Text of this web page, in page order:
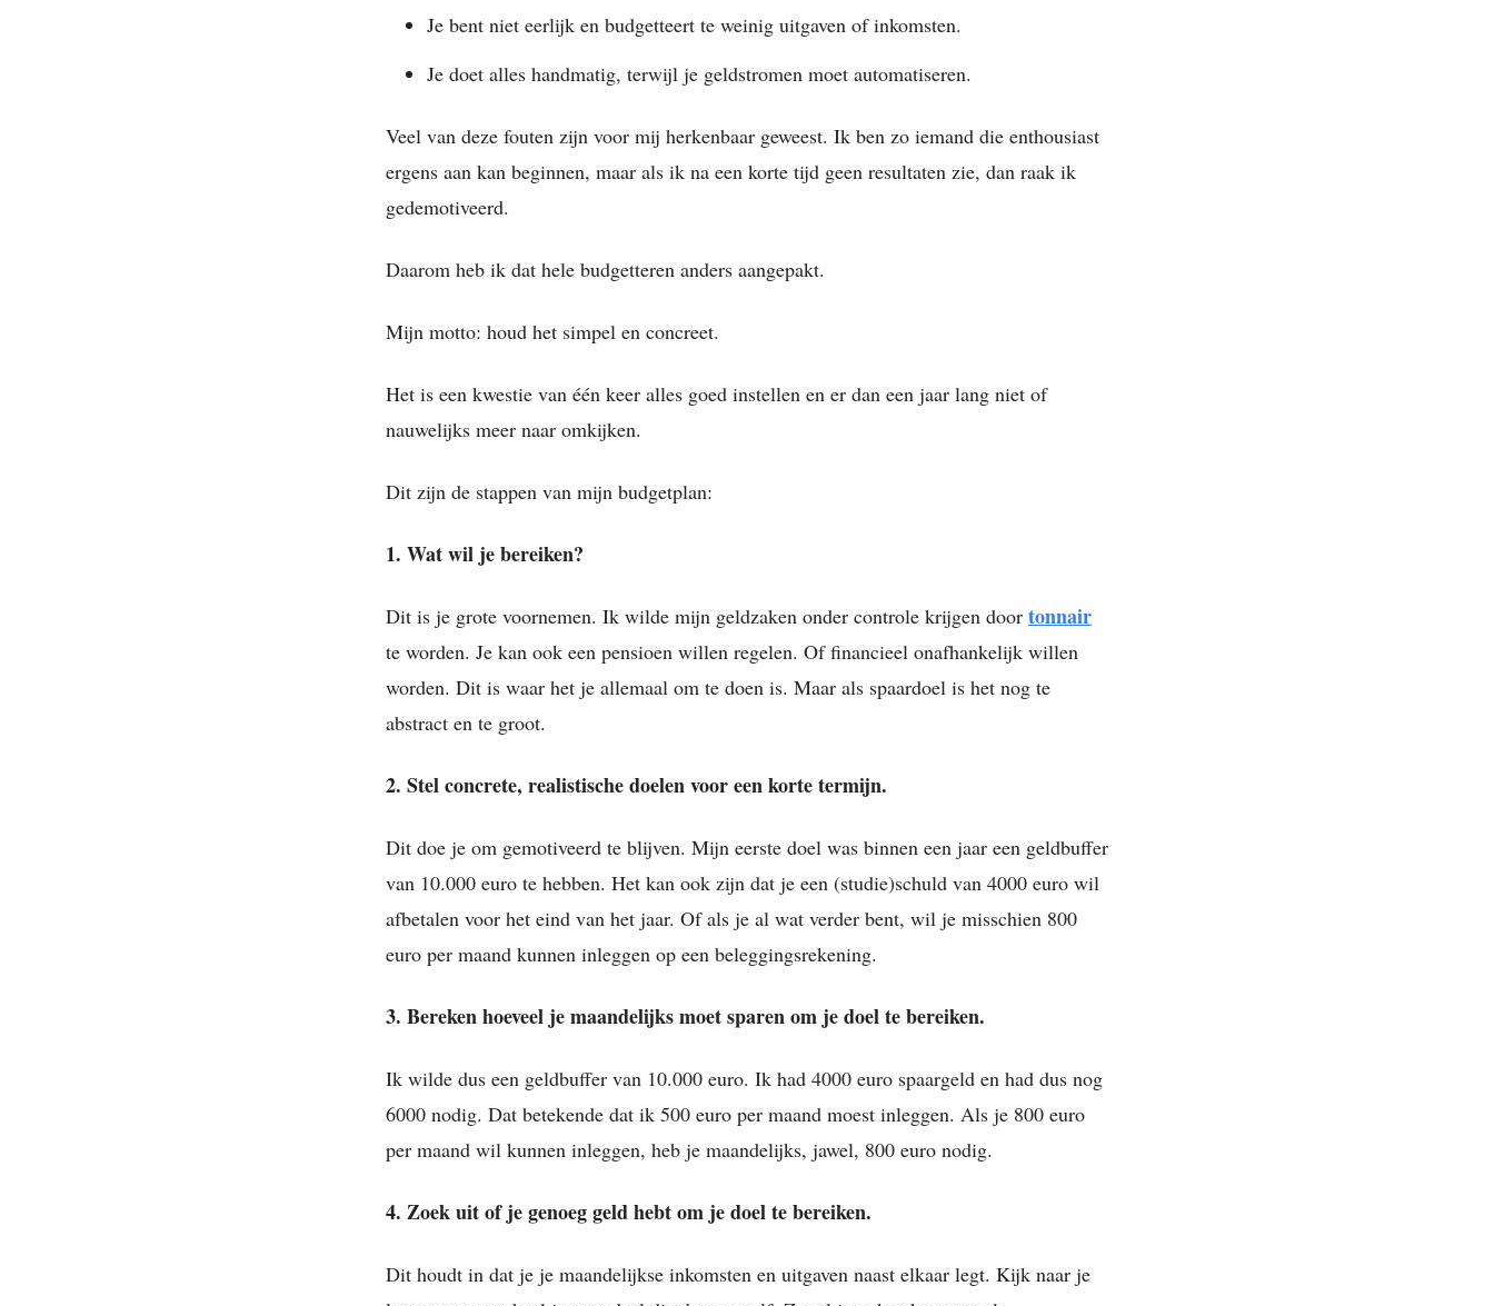
Je bent niet eerlijk en budgetteert te weinig uitgaven of inkomsten.
Je doet alles handmatig, terwijl je geldstromen moet automatiseren.
Veel van deze fouten zijn voor mij herkenbaar geweest. Ik ben zo iemand die enthousiast
ergens aan kan beginnen, maar als ik na een korte tijd geen resultaten zie, dan raak ik
gedemotiveerd.
Daarom heb ik dat hele budgetteren anders aangepakt.
Mijn motto: houd het simpel en concreet.
Het is een kwestie van één keer alles goed instellen en er dan een jaar lang niet of
nauwelijks meer naar omkijken.
Dit zijn de stappen van mijn budgetplan:
1. Wat wil je bereiken?
Dit is je grote voornemen. Ik wilde mijn geldzaken onder controle krijgen door tonnair
te worden. Je kan ook een pensioen willen regelen. Of financieel onafhankelijk willen
worden. Dit is waar het je allemaal om te doen is. Maar als spaardoel is het nog te
abstract en te groot.
2. Stel concrete, realistische doelen voor een korte termijn.
Dit doe je om gemotiveerd te blijven. Mijn eerste doel was binnen een jaar een geldbuffer
van 10.000 euro te hebben. Het kan ook zijn dat je een (studie)schuld van 4000 euro wil
afbetalen voor het eind van het jaar. Of als je al wat verder bent, wil je misschien 800
euro per maand kunnen inleggen op een beleggingsrekening.
3. Bereken hoeveel je maandelijks moet sparen om je doel te bereiken.
Ik wilde dus een geldbuffer van 10.000 euro. Ik had 4000 euro spaargeld en had dus nog
6000 nodig. Dat betekende dat ik 500 euro per maand moest inleggen. Als je 800 euro
per maand wil kunnen inleggen, heb je maandelijks, jawel, 800 euro nodig.
4. Zoek uit of je genoeg geld hebt om je doel te bereiken.
Dit houdt in dat je je maandelijkse inkomsten en uitgaven naast elkaar legt. Kijk naar je